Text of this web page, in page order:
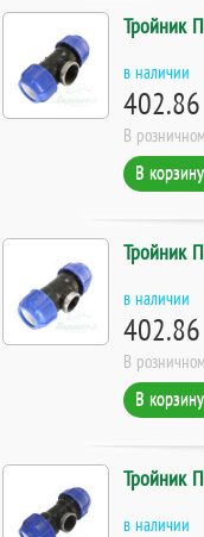
Тройник
в наличии
В
В корзину
Тройник
в наличии
В
В корзину
Тройник
в наличии